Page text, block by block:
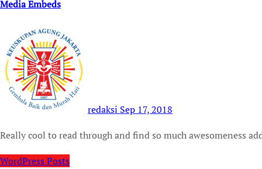
Media Embeds
redaksi Sep 17, 2018
Really cool to read through and find so much awesomeness
WordPress Posts